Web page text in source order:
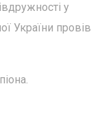
у
України провів